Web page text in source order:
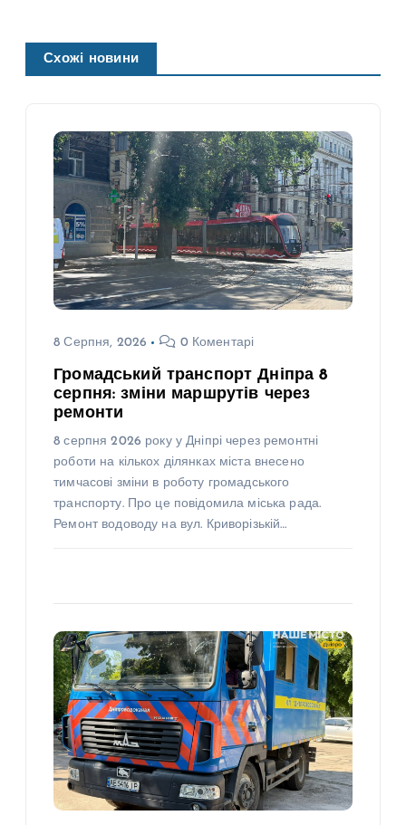
Схожі новини
8 Серпня, 2026 0 Коментарі
Громадський транспорт Дніпра 8
серпня: зміни маршрутів через
ремонти
8 серпня 2026 року у Дніпрі через ремонтні
роботи на кількох ділянках міста внесено
тимчасові зміни в роботу громадського
транспорту. Про це повідомила міська рада.
Ремонт водоводу на вул. Криворізькій…